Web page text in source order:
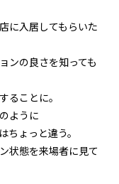
に入居してもらいた
ンの良さを知っても
ることに。
ように
ょっと違う。
状態を来場者に見て